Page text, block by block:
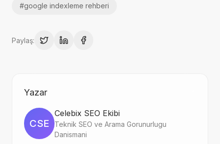
#google indexleme rehberi
Paylaş:
Yazar
CSE
Celebix SEO Ekibi
Teknik SEO ve Arama Gorunurlugu
Danismani